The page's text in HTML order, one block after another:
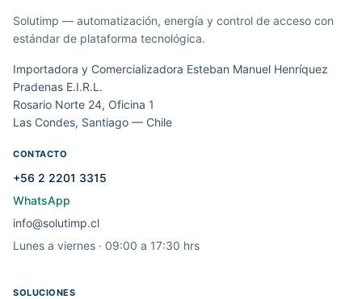
Solutimp — automatización, energía y control de acceso con
estándar de plataforma tecnológica.
Importadora y Comercializadora Esteban Manuel Henríquez
Pradenas E.I.R.L.
Rosario Norte 24, Oficina 1
Las Condes, Santiago — Chile
CONTACTO
+56 2 2201 3315
WhatsApp
info@solutimp.cl
Lunes a viernes · 09:00 a 17:30 hrs
SOLUCIONES